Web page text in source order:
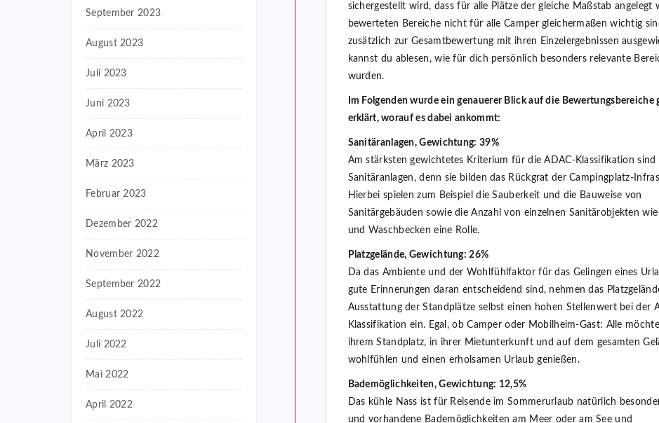
September 2023
August 2023
Juli 2023
Juni 2023
April 2023
März 2023
Februar 2023
Dezember 2022
November 2022
September 2022
August 2022
Juli 2022
Mai 2022
April 2022
sichergestellt wird, dass für alle Plätze der gleiche Maßstab angelegt
bewerteten Bereiche nicht für alle Camper gleichermaßen wichtig
zusätzlich zur Gesamtbewertung mit ihren Einzelergebnissen
kannst du ablesen, wie für dich persönlich besonders relevante
wurden.
Im Folgenden wurde ein genauerer Blick auf die Bewertungsbereiche
erklärt, worauf es dabei ankommt:
Sanitäranlagen, Gewichtung: 39%
Am stärksten gewichtetes Kriterium für die ADAC-Klassifikation sind
Sanitäranlagen, denn sie bilden das Rückgrat der Campingplatz-
Hierbei spielen zum Beispiel die Sauberkeit und die Bauweise von
Sanitärgebäuden sowie die Anzahl von einzelnen Sanitärobjekten
und Waschbecken eine Rolle.
Platzgelände, Gewichtung: 26%
Da das Ambiente und der Wohlfühlfaktor für das Gelingen eines
gute Erinnerungen daran entscheidend sind, nehmen das
Ausstattung der Standplätze selbst einen hohen Stellenwert bei der
Klassifikation ein. Egal, ob Camper oder Mobilheim-Gast: Alle
ihrem Standplatz, in ihrer Mietunterkunft und auf dem gesamten
wohlfühlen und einen erholsamen Urlaub genießen.
Bademöglichkeiten, Gewichtung: 12,5%
Das kühle Nass ist für Reisende im Sommerurlaub natürlich
und vorhandene Bademöglichkeiten am Meer oder am See und